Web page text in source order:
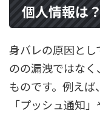
個人情報は
身バレの原因と
のの漏洩ではな
ものです。例え
「プッシュ通知